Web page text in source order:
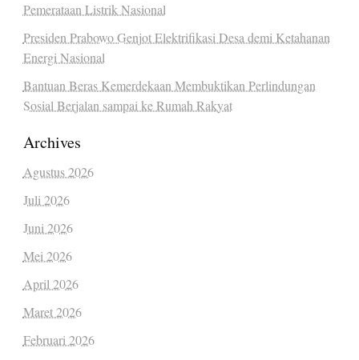
Pemerataan Listrik Nasional
Presiden Prabowo Genjot Elektrifikasi Desa demi Ketahanan
Energi Nasional
Bantuan Beras Kemerdekaan Membuktikan Perlindungan
Sosial Berjalan sampai ke Rumah Rakyat
Archives
Agustus 2026
Juli 2026
Juni 2026
Mei 2026
April 2026
Maret 2026
Februari 2026